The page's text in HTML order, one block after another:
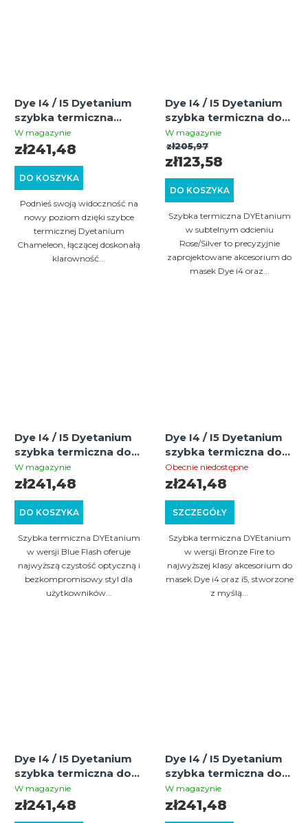
Dye I4 / I5 Dyetanium
szybka termiczna
(chameleon) – szybka
zamienna
W magazynie
DO KOSZYKA
zł241,48
Podnieś swoją widoczność na
nowy poziom dzięki szybce
termicznej Dyetanium
Chameleon, łączącej doskonałą
klarowność...
Dye I4 / I5 Dyetanium
szybka termiczna do
maski – Rose/Silver
W magazynie
DO KOSZYKA
zł123,58
zł205,97
Szybka termiczna DYEtanium
w subtelnym odcieniu
Rose/Silver to precyzyjnie
zaprojektowane akcesorium do
masek Dye i4 oraz...
Dye I4 / I5 Dyetanium
szybka termiczna do
maski (Blue/Blue Flash)
W magazynie
DO KOSZYKA
zł241,48
Szybka termiczna DYEtanium
w wersji Blue Flash oferuje
najwyższą czystość optyczną i
bezkompromisowy styl dla
użytkowników...
Dye I4 / I5 Dyetanium
szybka termiczna do
maski (Bronze/Fire)
Obecnie niedostępne
SZCZEGÓŁY
zł241,48
Szybka termiczna DYEtanium
w wersji Bronze Fire to
najwyższej klasy akcesorium do
masek Dye i4 oraz i5, stworzone
z myślą...
Dye I4 / I5 Dyetanium
szybka termiczna do
maski (orange/silver)
W magazynie
zł241,48
Dye I4 / I5 Dyetanium
szybka termiczna do
maski (smoke/gold)
W magazynie
zł241,48